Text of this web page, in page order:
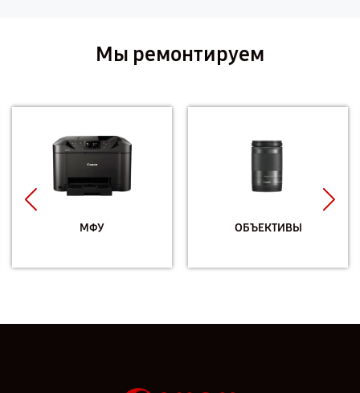
Мы ремонтируем
МФУ ОБЪЕКТИВЫ